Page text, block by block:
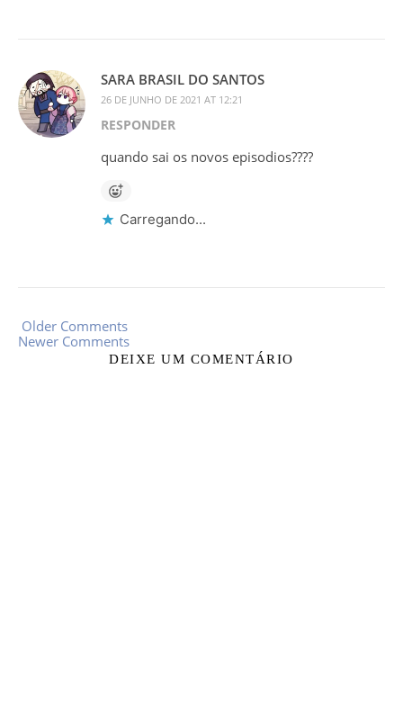
SARA BRASIL DO SANTOS
26 DE JUNHO DE 2021 AT 12:21
RESPONDER
quando sai os novos episodios????
Carregando...
Older Comments
Newer Comments
DEIXE UM COMENTÁRIO